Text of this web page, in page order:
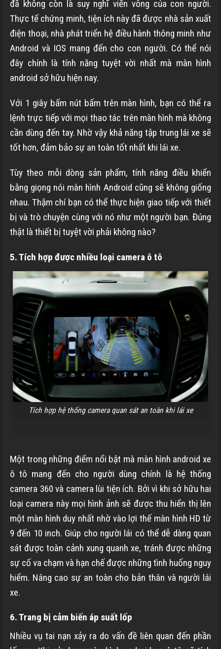
đã không còn là suy nghĩ viển vông của con người.
Thực tế chứng minh, tiện ích này đã được nhà sản xuất
điện thoại, nhà phát triển hệ điều hành thông minh như
Android và IOS mang đến cho con người. Có thể nói
đây chính là tính năng tuyệt vời nhất mà màn hình
android sở hữu hiện nay.
Với 1 giây bấm nút bấm trên màn hình, bạn có thể ra
lệnh trực tiếp với mọi thao tác trên màn hình mà không
cần dùng đến tay. Nhờ vậy khả năng tập trung lái xe sẽ
tốt hơn, đảm bảo sự an toàn tốt nhất khi lái xe.
Tùy theo mỗi dòng sản phẩm, tính năng điều khiển
bằng giọng nói màn hình Android cũng sẽ không giống
nhau. Thậm chí bạn có thể thực hiện giao tiếp với thiết
bị và trò chuyện cùng với nó như một người bạn. Đúng
thật là thiết bị tuyệt vời phải không nào?
5. Tích hợp được nhiều loại camera ô tô
Tích hợp hệ thống camera quan sát an toàn khi lái xe
Một trong những điểm nổi bật mà màn hình android xe
ô tô mang đến cho người dùng chính là hệ thống
camera 360 và camera lùi tiện ích. Bởi vì khi sở hữu hai
loại camera này mọi hình ảnh sẽ được thu hiển thị lên
một màn hình duy nhất nhờ vào lợi thế màn hình HD từ
9 đến 10 inch. Giúp cho người lái có thể dễ dàng quan
sát được toàn cảnh xung quanh xe, tránh được những
sự cố va chạm và hạn chế được những tình huống nguy
hiểm. Nâng cao sự an toàn cho bản thân và người lái
xe.
6. Trang bị cảm biến áp suất lốp
Nhiều vụ tai nạn xảy ra do vấn đề liên quan đến phần